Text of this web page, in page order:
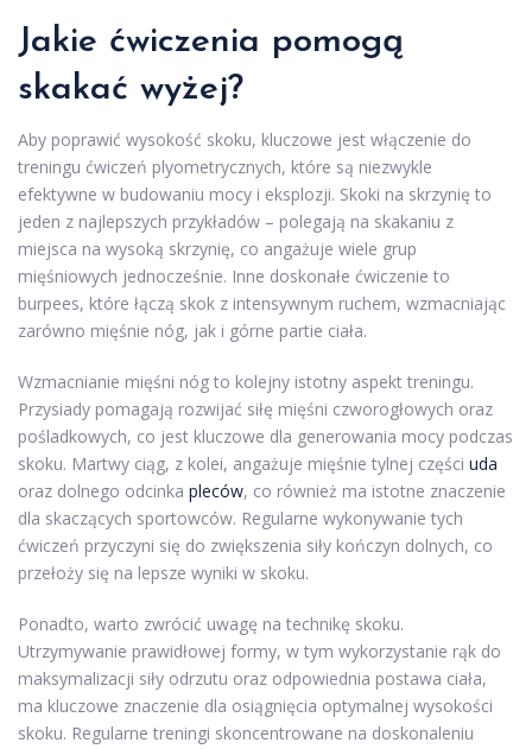
Jakie ćwiczenia pomogą
skakać wyżej?
Aby poprawić wysokość skoku, kluczowe jest włączenie do
treningu ćwiczeń plyometrycznych, które są niezwykle
efektywne w budowaniu mocy i eksplozji. Skoki na skrzynię to
jeden z najlepszych przykładów – polegają na skakaniu z
miejsca na wysoką skrzynię, co angażuje wiele grup
mięśniowych jednocześnie. Inne doskonałe ćwiczenie to
burpees, które łączą skok z intensywnym ruchem, wzmacniając
zarówno mięśnie nóg, jak i górne partie ciała.
Wzmacnianie mięśni nóg to kolejny istotny aspekt treningu.
Przysiady pomagają rozwijać siłę mięśni czworogłowych oraz
pośladkowych, co jest kluczowe dla generowania mocy podczas
skoku. Martwy ciąg, z kolei, angażuje mięśnie tylnej części uda
oraz dolnego odcinka pleców, co również ma istotne znaczenie
dla skaczących sportowców. Regularne wykonywanie tych
ćwiczeń przyczyni się do zwiększenia siły kończyn dolnych, co
przełoży się na lepsze wyniki w skoku.
Ponadto, warto zwrócić uwagę na technikę skoku.
Utrzymywanie prawidłowej formy, w tym wykorzystanie rąk do
maksymalizacji siły odrzutu oraz odpowiednia postawa ciała,
ma kluczowe znaczenie dla osiągnięcia optymalnej wysokości
skoku. Regularne treningi skoncentrowane na doskonaleniu